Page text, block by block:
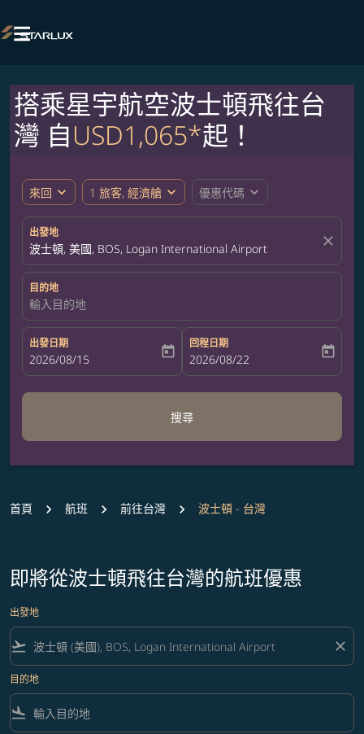

搭乘星宇航空波士頓飛往台
灣 自USD1,065*起！
來回 expand_more 1 旅客, 經濟艙 expand_more 優惠代碼 expand_more
出發地
波士頓, 美國, BOS, Logan International Airport close
目的地
輸入目的地
出發日期
fc-booking-departure-date-aria-label
2026/08/15 today
回程日期
fc-booking-return-date-aria-label
2026/08/22 today
搜尋
首頁 航班 前往台灣 波士頓 - 台灣
即將從波士頓飛往台灣的航班優惠
出發地
flight_takeoff close
目的地
flight_land